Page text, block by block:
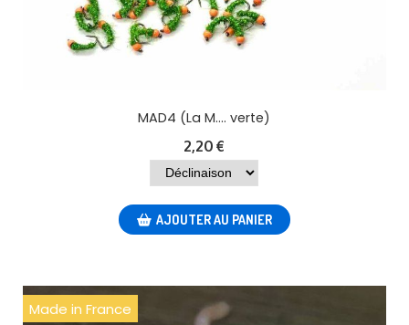
MAD4 (La M.... verte)
2,20 €
AJOUTER AU PANIER
Made in France